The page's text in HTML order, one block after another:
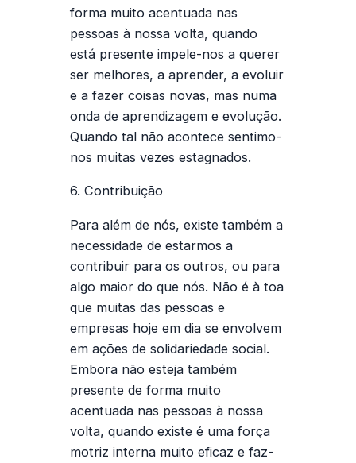
forma muito acentuada nas
pessoas à nossa volta, quando
está presente impele-nos a querer
ser melhores, a aprender, a evoluir
e a fazer coisas novas, mas numa
onda de aprendizagem e evolução.
Quando tal não acontece sentimo-
nos muitas vezes estagnados.
6. Contribuição
Para além de nós, existe também a
necessidade de estarmos a
contribuir para os outros, ou para
algo maior do que nós. Não é à toa
que muitas das pessoas e
empresas hoje em dia se envolvem
em ações de solidariedade social.
Embora não esteja também
presente de forma muito
acentuada nas pessoas à nossa
volta, quando existe é uma força
motriz interna muito eficaz e faz-